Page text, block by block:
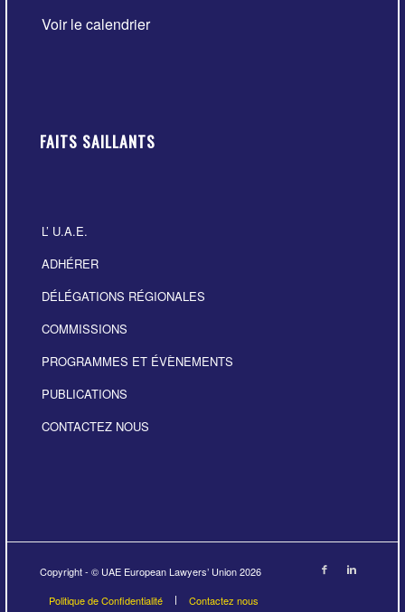
Voir le calendrier
FAITS SAILLANTS
L’ U.A.E.
ADHÉRER
DÉLÉGATIONS RÉGIONALES
COMMISSIONS
PROGRAMMES ET ÉVÈNEMENTS
PUBLICATIONS
CONTACTEZ NOUS
Copyright - © UAE European Lawyers’ Union 2026
Politique de Confidentialité
Contactez nous